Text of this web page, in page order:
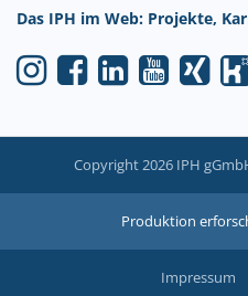
Das IPH im Web: Projekte,
Copyright 2026 IPH
Produktion
Impressum